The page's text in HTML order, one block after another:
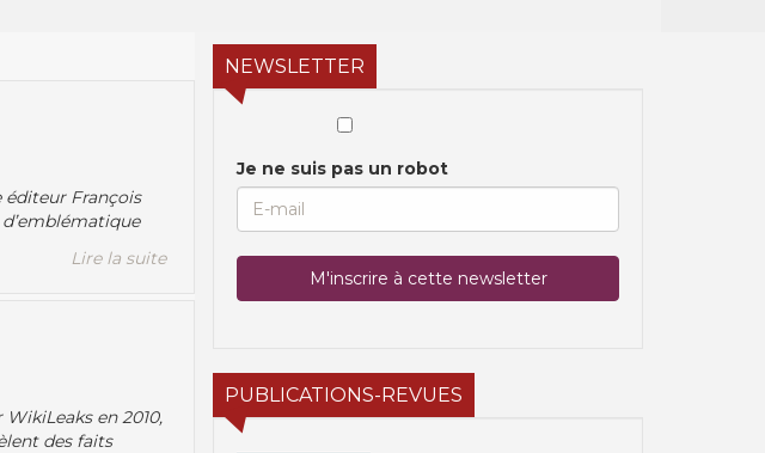
éditeur François
Lire la suite
en 2010,
des faits
NEWSLETTER
Je ne suis pas un robot
PUBLICATIONS-REVUES